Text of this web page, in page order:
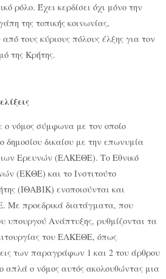
ρόλο. Έχει κερδίσει όχι μόνο την
της τοπικής κοινωνίας,
τους κύριους πόλους έλξης για τον
της Κρήτης.
ο νόμος σύμφωνα με τον οποίο
δημοσίου δικαίου με την επωνυμία
Ερευνών (ΕΛΚΕΘΕ). Το Εθνικό
(ΕΚΘΕ) και το Ινστιτούτο
(ΙΘΑΒΙΚ) ενοποιούνται και
Με προεδρικά διατάγματα, που
υπουργού Ανάπτυξης, ρυθμίζονται τα
του ΕΛΚΕΘΕ, όπως
των παραγράφων 1 και 2 του άρθρου
απλά ο νόμος αυτός ακολουθώντας μια